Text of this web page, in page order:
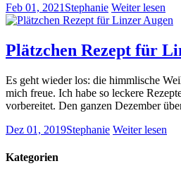
Feb 01, 2021 Stephanie Weiter lesen
Plätzchen Rezept für
Es geht wieder los: die himmlische
mich freue. Ich habe so leckere
vorbereitet. Den ganzen Dezember
Dez 01, 2019Stephanie Weiter lesen
Kategorien